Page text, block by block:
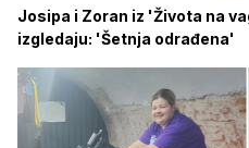
Josipa i Zoran iz 'Života na
izgledaju: 'Šetnja odrađena'